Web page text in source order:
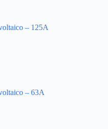
– 125A
– 63A